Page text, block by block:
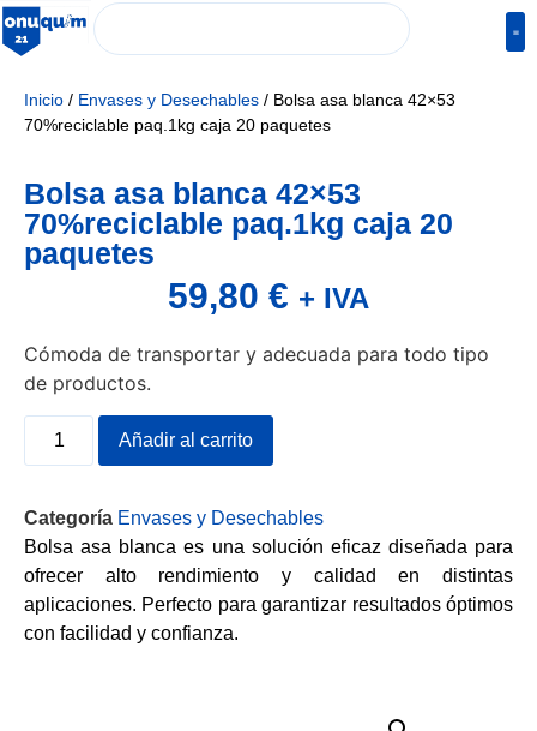
Inicio / Envases y Desechables / Bolsa asa blanca 42×53
70%reciclable paq.1kg caja 20 paquetes
Bolsa asa blanca 42×53
70%reciclable paq.1kg caja 20
paquetes
59,80 € + IVA
Cómoda de transportar y adecuada para todo tipo
de productos.
Añadir al carrito
Categoría Envases y Desechables
Bolsa asa blanca es una solución eficaz diseñada para
ofrecer alto rendimiento y calidad en distintas
aplicaciones. Perfecto para garantizar resultados óptimos
con facilidad y confianza.